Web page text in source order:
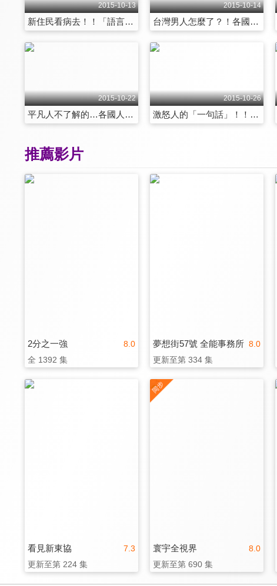
2015-10-13
新住民看病去！！「語言不通」怎麼辦？！ 第1353集
2015-10-14
台灣男人怎麼了？！各國人來說分明！！ 第1354集
2015-10-22
平凡人不了解的…各國人的「那個世界」？！ 第1359集
2015-10-26
激怒人的「一句話」！！外國人要翻桌啦！！ 第1360集
推薦影片
8.0
2分之一強
全 1392 集
8.0
夢想街57號 全能事務所
更新至第 334 集
7.3
看見新東協
更新至第 224 集
8.0
寰宇全視界
更新至第 690 集